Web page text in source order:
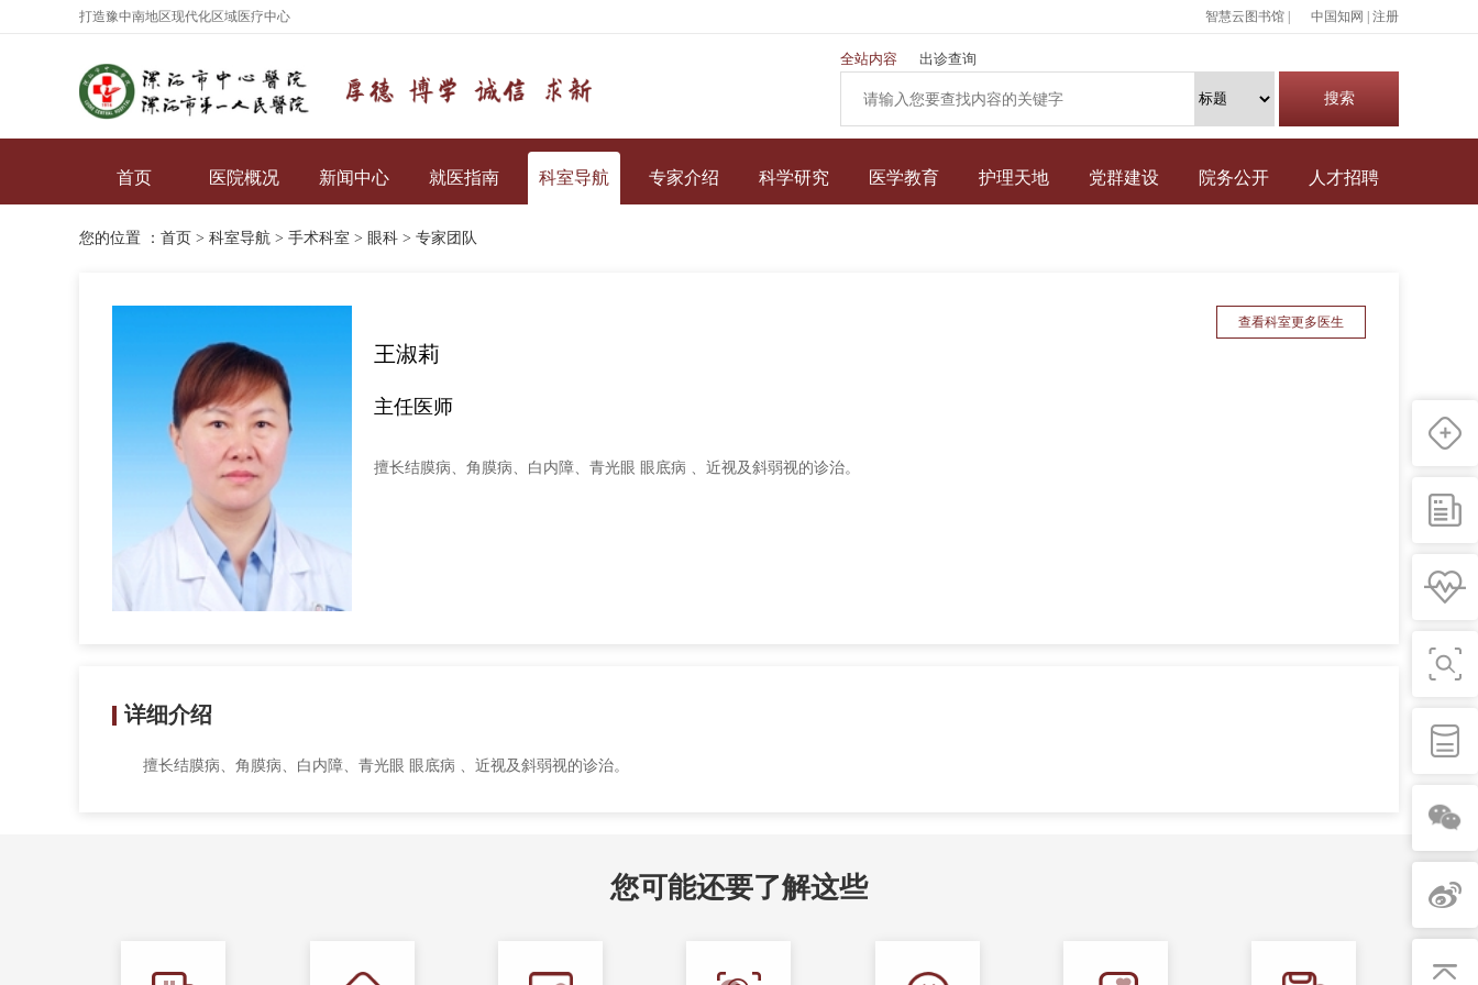
打造豫中南地区现代化区域医疗中心 智慧云图书馆 | 中国知网 注册
全站内容 出诊查询
首页 医院概况 新闻中心 就医指南 科室导航 专家介绍 科学研究 医学教育 护理天地 党群建设 院务公开 人才招聘
您的位置 ： 首页 > 科室导航 > 手术科室 > 眼科 > 专家团队
查看科室更多医生
王淑莉
主任医师
擅长结膜病、角膜病、白内障、青光眼 眼底病 、近视及斜弱视的诊治。
详细介绍
擅长结膜病、角膜病、白内障、青光眼 眼底病 、近视及斜弱视的诊治。
您可能还要了解这些